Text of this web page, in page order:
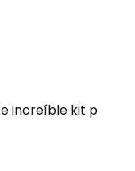
increíble kit p